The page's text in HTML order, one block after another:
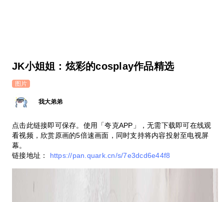
JK小姐姐：炫彩的cosplay作品精选
图片
我大弟弟
点击此链接即可保存。使用「夸克APP」，无需下载即可在线观
看视频，欣赏原画的5倍速画面，同时支持将内容投射至电视屏
幕。
链接地址： https://pan.quark.cn/s/7e3dcd6e44f8